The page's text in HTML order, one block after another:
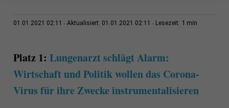
01.01.2021 02:11 Aktualisiert: 01.01.2021 02:11 Lesezeit: 1 min
Platz 1: Lungenarzt schlägt Alarm:
Wirtschaft und Politik wollen das Corona-
Virus für ihre Zwecke instrumentalisieren